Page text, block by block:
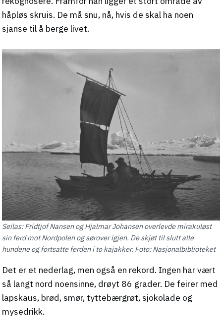
håpløs skruis. De må snu, nå, hvis de skal ha noen
sjanse til å berge livet.
Seilas: Fridtjof Nansen og Hjalmar Johansen overlevde mirakuløst
sin ferd mot Nordpolen og sørover igjen. De skjøt til slutt alle
hundene og fortsatte ferden i to kajakker. Foto: Nasjonalbiblioteket
Det er et nederlag, men også en rekord. Ingen har vært
så langt nord noensinne, drøyt 86 grader. De feirer med
lapskaus, brød, smør, tyttebærgrøt, sjokolade og
mysedrikk.